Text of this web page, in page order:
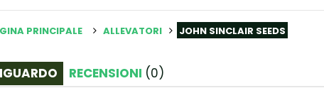
PRINCIPALE ALLEVATORI JOHN SINCLAIR SEEDS
RECENSIONI (0)